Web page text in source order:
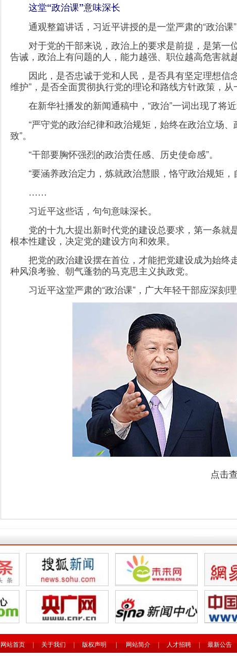
这堂“政治课”意味深长
通观整篇讲话，习近平讲授的是一堂严肃的“政治课”
对于党的干部来说，政治上的要求是前提，是第一
告诫，政治上有问题的人，能力越强、职位越高危害就越
因此，是否忠诚于党和人民，是否具有坚定理想信念
维护”，是否全面贯彻执行党的理论和路线方针政策，从
在新华社播发的新闻通稿中，“政治”一词出现了将近
“严守党的政治纪律和政治规矩，始终在政治立场、
致”。
“干部要胸怀强烈的政治责任感、历史使命感”。
“要涵养政治定力，炼就政治慧眼，恪守政治规矩，
……
习近平这些话，句句意味深长。
党的十九大提出新时代党的建设总要求，第一条就
根本性建设，决定党的建设方向和效果。
把党的政治建设摆在首位，才能把党建设成为始终
种风浪考验、朝气蓬勃的马克思主义执政党。
习近平这堂严肃的“政治课”，广大年轻干部应深刻理
点击
网站首页|关于我们|版权声明|网站简介|人才招聘|最新公告